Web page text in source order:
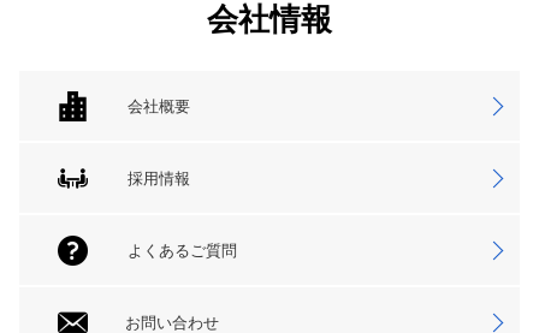
会社情報
会社概要
採用情報
よくあるご質問
お問い合わせ